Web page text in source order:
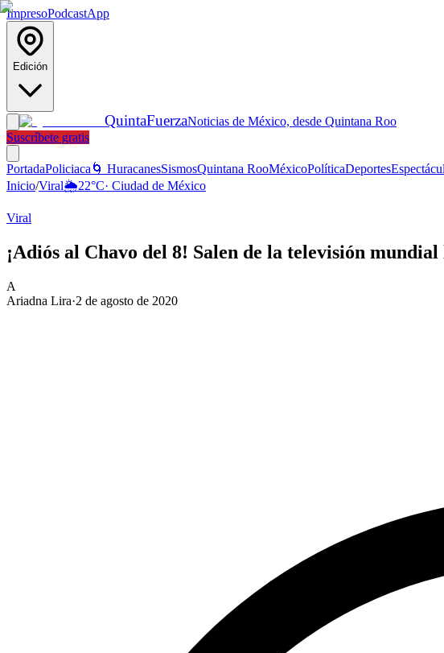
ImpresoPodcastApp
Edición
QuintaFuerzaNoticias de México, desde Quintana Roo
Suscríbete gratis
PortadaPoliciaca 🌀 HuracanesSismosQuintana RooMéxicoPolíticaDeportes
Inicio/Viral🌦️22°C· Ciudad de México
Viral
¡Adiós al Chavo del 8! Salen de la televisión
A
Ariadna Lira·2 de agosto de 2020